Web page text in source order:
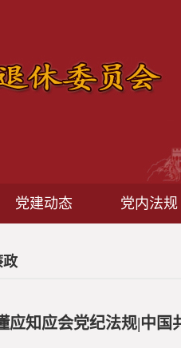
党建动态 党内法规
政
应知应会党纪法规|中国